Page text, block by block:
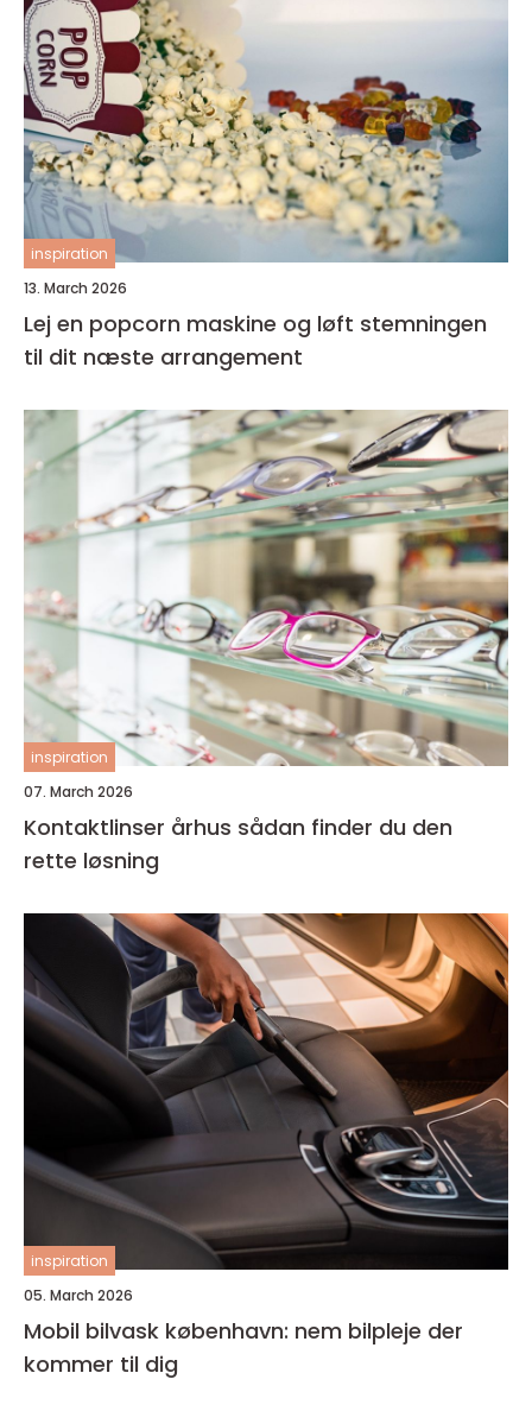
inspiration
13. March 2026
Lej en popcorn maskine og løft stemningen
til dit næste arrangement
inspiration
07. March 2026
Kontaktlinser århus sådan finder du den
rette løsning
inspiration
05. March 2026
Mobil bilvask københavn: nem bilpleje der
kommer til dig